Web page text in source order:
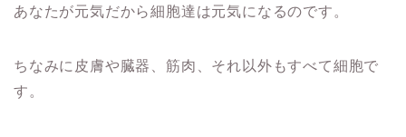
あなたが元気だから細胞達は元気になるのです。
ちなみに皮膚や臓器、筋肉、それ以外もすべて細胞で
す。